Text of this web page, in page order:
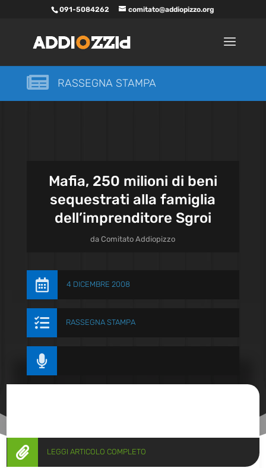
091-5084262 comitato@addiopizzo.org
 RASSEGNA STAMPA
Mafia, 250 milioni di beni
sequestrati alla famiglia
dell’imprenditore Sgroi
daComitato Addiopizzo
 4 DICEMBRE 2008
 RASSEGNA STAMPA

 LEGGI ARTICOLO COMPLETO